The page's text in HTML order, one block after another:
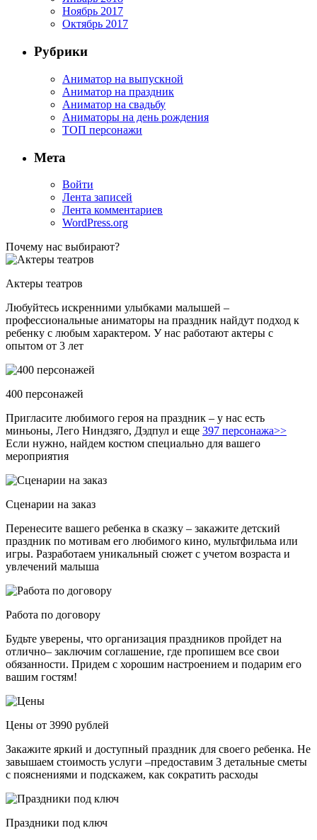
Ноябрь 2017
Октябрь 2017
Рубрики
Аниматор на выпускной
Аниматор на праздник
Аниматор на свадьбу
Аниматоры на день рождения
ТОП персонажи
Мета
Войти
Лента записей
Лента комментариев
WordPress.org
Почему нас выбирают?
Актеры театров
Любуйтесь искренними улыбками малышей –
профессиональные аниматоры на праздник найдут подход к
ребенку с любым характером. У нас работают актеры с
опытом от 3 лет
400 персонажей
Пригласите любимого героя на праздник – у нас есть
миньоны, Лего Ниндзяго, Дэдпул и еще 397 персонажа>>
Если нужно, найдем костюм специально для вашего
мероприятия
Сценарии на заказ
Перенесите вашего ребенка в сказку – закажите детский
праздник по мотивам его любимого кино, мультфильма или
игры. Разработаем уникальный сюжет с учетом возраста и
увлечений малыша
Работа по договору
Будьте уверены, что организация праздников пройдет на
отлично– заключим соглашение, где пропишем все свои
обязанности. Придем с хорошим настроением и подарим его
вашим гостям!
Цены от 3990 рублей
Закажите яркий и доступный праздник для своего ребенка. Не
завышаем стоимость услуги –предоставим 3 детальные сметы
с пояснениями и подскажем, как сократить расходы
Праздники под ключ